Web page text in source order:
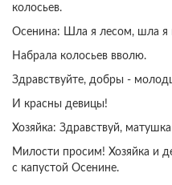
колосьев.
Осенина: Шла я лесом, шла я
Набрала колосьев вволю.
Здравствуйте, добры -
И красны девицы!
Хозяйка: Здравствуй,
Милости просим! Хозяйка и
с капустой Осенине.